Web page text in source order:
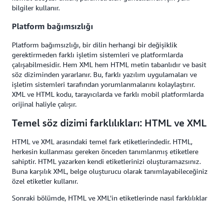
bilgiler kullanır.
Platform bağımsızlığı
Platform bağımsızlığı, bir dilin herhangi bir değişiklik
gerektirmeden farklı işletim sistemleri ve platformlarda
çalışabilmesidir. Hem XML hem HTML metin tabanlıdır ve basit
söz diziminden yararlanır. Bu, farklı yazılım uygulamaları ve
işletim sistemleri tarafından yorumlanmalarını kolaylaştırır.
XML ve HTML kodu, tarayıcılarda ve farklı mobil platformlarda
orijinal haliyle çalışır.
Temel söz dizimi farklılıkları: HTML ve XML
HTML ve XML arasındaki temel fark etiketlerindedir. HTML,
herkesin kullanması gereken önceden tanımlanmış etiketlere
sahiptir. HTML yazarken kendi etiketlerinizi oluşturamazsınız.
Buna karşılık XML, belge oluşturucu olarak tanımlayabileceğiniz
özel etiketler kullanır.
Sonraki bölümde, HTML ve XML'in etiketlerinde nasıl farklılıklar